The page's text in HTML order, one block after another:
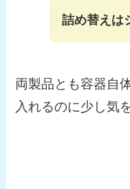
詰め替えは
両製品とも容器自
入れるのに少し気